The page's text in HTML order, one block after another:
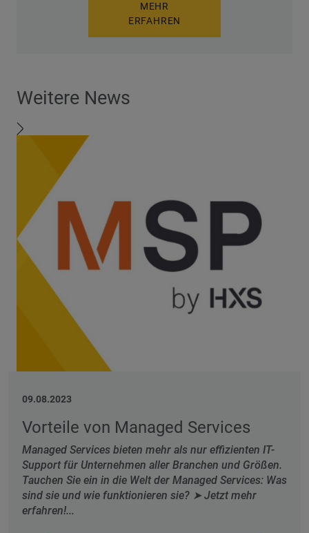
MEHR
ERFAHREN
Weitere News
09.08.2023
Vorteile von Managed Services
Managed Services bieten mehr als nur effizienten IT-
Support für Unternehmen aller Branchen und Größen.
Tauchen Sie ein in die Welt der Managed Services: Was
sind sie und wie funktionieren sie? ➤ Jetzt mehr
erfahren!...